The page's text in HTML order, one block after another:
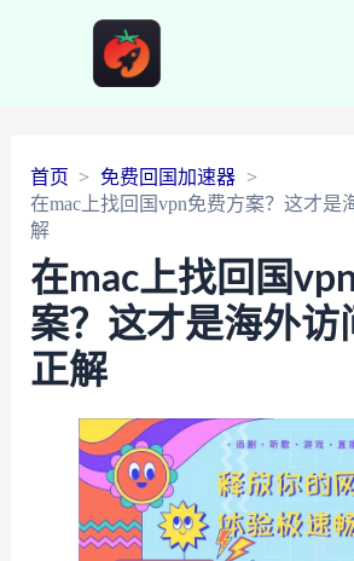
首页
免费回国加速器
在mac上找回国vpn免费方案？这才是
解
在mac上找回国
案？这才是海外访
正解